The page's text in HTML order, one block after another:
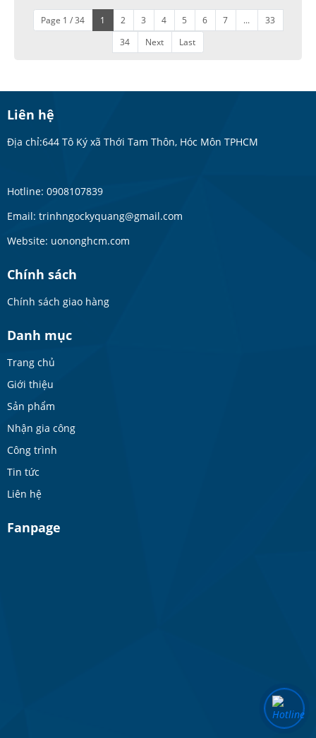
Page 1 / 34 1 2 3 4 5 6 7 ...
33
34
Next Last
Liên hệ
Địa chỉ:644 Tô Ký xã Thới Tam Thôn, Hóc Môn TPHCM
Hotline: 0908107839
Email: trinhngockyquang@gmail.com
Website: uononghcm.com
Chính sách
Chính sách giao hàng
Danh mục
Trang chủ
Giới thiệu
Sản phẩm
Nhận gia công
Công trình
Tin tức
Liên hệ
Fanpage